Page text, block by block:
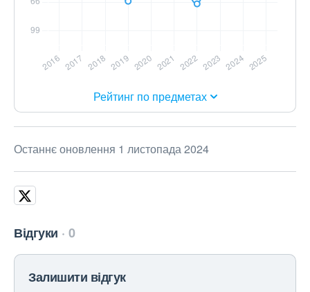
Рейтинг по предметах
Останнє оновлення 1 листопада 2024
Відгуки 0
Залишити відгук